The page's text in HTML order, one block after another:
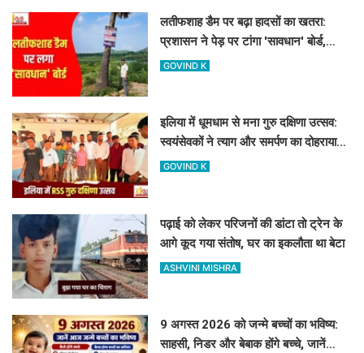
लतीफशाह डैम पर बढ़ा हादसों का खतरा:
प्रशासन ने पेड़ पर टांगा 'सावधान' बोर्ड,
पर्यटकों से की यह अपील
GOVIND K
इलिया में धूमधाम से मना गुरु दक्षिणा उत्सव:
स्वयंसेवकों ने त्याग और समर्पण का दोहराया
संकल्प
GOVIND K
पढ़ाई को लेकर परिजनों की डांटा तो ट्रेन के
आगे कूद गया संतोष, घर का इकलौता था बेटा
ASHVINI MISHRA
9 अगस्त 2026 को जन्मे बच्चों का भविष्य:
साहसी, निडर और बेबाक होंगे बच्चे, जानें